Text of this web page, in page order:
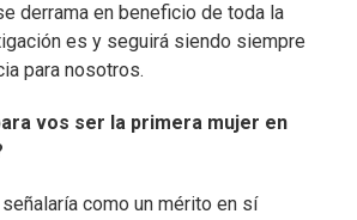
derrama en beneficio de toda la
es y seguirá siendo siempre
para nosotros.
vos ser la primera mujer en
como un mérito en sí